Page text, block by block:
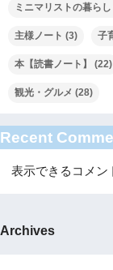
ミニマリストの暮らし
主様ノート (3) 子
本【読書ノート】 (22)
観光・グルメ (28)
Recent
表示できるコメン
Archives